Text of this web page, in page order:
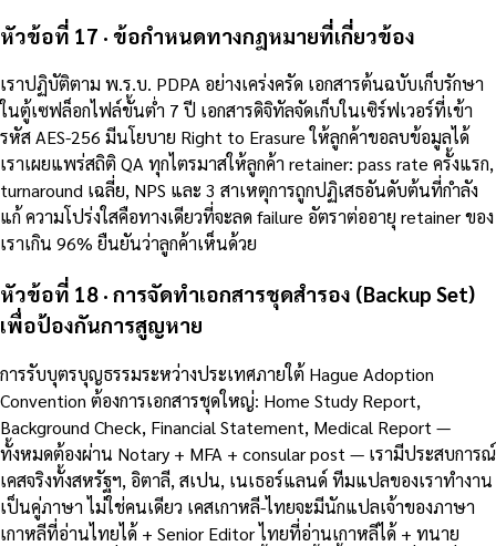
หัวข้อที่ 17 · ข้อกำหนดทางกฎหมายที่เกี่ยวข้อง
เราปฏิบัติตาม พ.ร.บ. PDPA อย่างเคร่งครัด เอกสารต้นฉบับเก็บรักษา
ในตู้เซฟล็อกไฟล์ขั้นต่ำ 7 ปี เอกสารดิจิทัลจัดเก็บในเซิร์ฟเวอร์ที่เข้า
รหัส AES-256 มีนโยบาย Right to Erasure ให้ลูกค้าขอลบข้อมูลได้
เราเผยแพร่สถิติ QA ทุกไตรมาสให้ลูกค้า retainer: pass rate ครั้งแรก,
turnaround เฉลี่ย, NPS และ 3 สาเหตุการถูกปฏิเสธอันดับต้นที่กำลัง
แก้ ความโปร่งใสคือทางเดียวที่จะลด failure อัตราต่ออายุ retainer ของ
เราเกิน 96% ยืนยันว่าลูกค้าเห็นด้วย
หัวข้อที่ 18 · การจัดทำเอกสารชุดสำรอง (Backup Set)
เพื่อป้องกันการสูญหาย
การรับบุตรบุญธรรมระหว่างประเทศภายใต้ Hague Adoption
Convention ต้องการเอกสารชุดใหญ่: Home Study Report,
Background Check, Financial Statement, Medical Report —
ทั้งหมดต้องผ่าน Notary + MFA + consular post — เรามีประสบการณ์
เคสจริงทั้งสหรัฐฯ, อิตาลี, สเปน, เนเธอร์แลนด์ ทีมแปลของเราทำงาน
เป็นคู่ภาษา ไม่ใช่คนเดียว เคสเกาหลี-ไทยจะมีนักแปลเจ้าของภาษา
เกาหลีที่อ่านไทยได้ + Senior Editor ไทยที่อ่านเกาหลีได้ + ทนาย